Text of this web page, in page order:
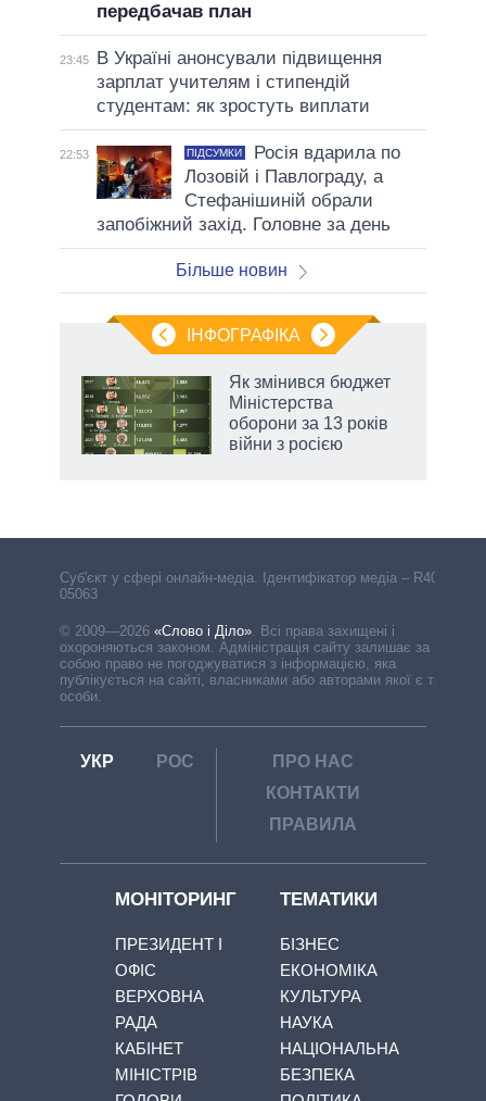
передбачав план
23:45
В Україні анонсували підвищення
зарплат учителям і стипендій
студентам: як зростуть виплати
22:53 ПІДСУМКИ
Росія вдарила по
Лозовій і Павлограду, а
Стефанішиній обрали
запобіжний захід. Головне за день
Більше новин
ІНФОГРАФІКА
Як змінився бюджет
Міністерства
оборони за 13 років
війни з росією
Cуб'єкт у сфері онлайн-медіа. Ідентифікатор медіа – R40-
05063
© 2009—2026 «Слово і Діло». Всі права захищені і
охороняються законом. Адміністрація сайту залишає за
собою право не погоджуватися з інформацією, яка
публікується на сайті, власниками або авторами якої є треті
особи.
УКР РОС
ПРО НАС
КОНТАКТИ
ПРАВИЛА
МОНІТОРИНГ
ПРЕЗИДЕНТ І
ОФІС
ВЕРХОВНА
РАДА
КАБІНЕТ
МІНІСТРІВ
ТЕМАТИКИ
БІЗНЕС
ЕКОНОМІКА
КУЛЬТУРА
НАУКА
НАЦІОНАЛЬНА
БЕЗПЕКА